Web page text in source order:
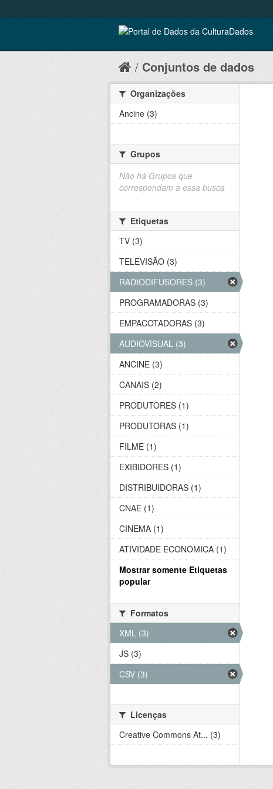
Conjuntos de dados
Organizações
Ancine (3)
Grupos
Não há Grupos que
correspondam a essa busca
Etiquetas
TV (3)
TELEVISÃO (3)
RADIODIFUSORES (3)
PROGRAMADORAS (3)
EMPACOTADORAS (3)
AUDIOVISUAL (3)
ANCINE (3)
CANAIS (2)
PRODUTORES (1)
PRODUTORAS (1)
FILME (1)
EXIBIDORES (1)
DISTRIBUIDORAS (1)
CNAE (1)
CINEMA (1)
ATIVIDADE ECONÔMICA (1)
Mostrar somente Etiquetas
popular
Formatos
XML (3)
JS (3)
CSV (3)
Licenças
Creative Commons At... (3)